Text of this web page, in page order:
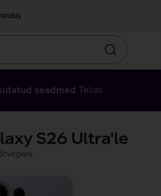
Otsin
seadmed Telias
S26 Ultra'le